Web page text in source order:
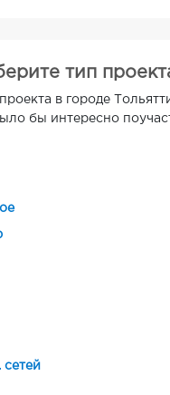
тип
в городе
бы интересно
сетей